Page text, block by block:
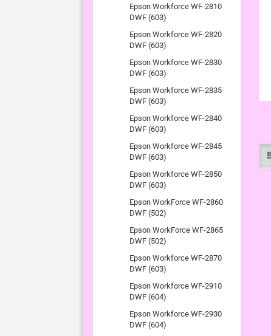
Epson Workforce WF-2810
DWF (603)
Epson Workforce WF-2820
DWF (603)
Epson Workforce WF-2830
DWF (603)
Epson Workforce WF-2835
DWF (603)
Epson Workforce WF-2840
DWF (603)
Epson Workforce WF-2845
DWF (603)
Epson Workforce WF-2850
DWF (603)
Epson WorkForce WF-2860
DWF (502)
Epson WorkForce WF-2865
DWF (502)
Epson Workforce WF-2870
DWF (603)
Epson Workforce WF-2910
DWF (604)
Epson Workforce WF-2930
DWF (604)